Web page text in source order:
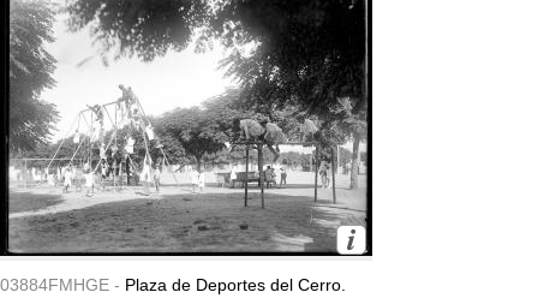
03884FMHGE - Plaza de Deportes del Cerro.